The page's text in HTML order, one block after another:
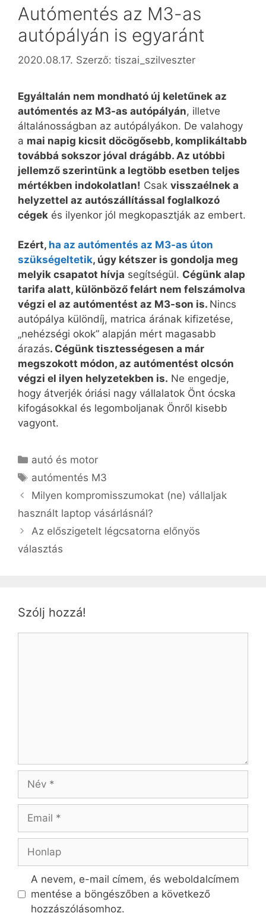
Autómentés az M3-as
autópályán is egyaránt
2020.08.17. Szerző: tiszai_szilveszter
Egyáltalán nem mondható új keletűnek az
autómentés az M3-as autópályán, illetve
általánosságban az autópályákon. De valahogy
a mai napig kicsit döcögősebb, komplikáltabb
továbbá sokszor jóval drágább. Az utóbbi
jellemző szerintünk a legtöbb esetben teljes
mértékben indokolatlan! Csak visszaélnek a
helyzettel az autószállítással foglalkozó
cégek és ilyenkor jól megkopasztják az embert.
Ezért, ha az autómentés az M3-as úton
szükségeltetik, úgy kétszer is gondolja meg
melyik csapatot hívja segítségül. Cégünk alap
tarifa alatt, különböző felárt nem felszámolva
végzi el az autómentést az M3-son is. Nincs
autópálya különdíj, matrica árának kifizetése,
„nehézségi okok” alapján mért magasabb
árazás. Cégünk tisztességesen a már
megszokott módon, az autómentést olcsón
végzi el ilyen helyzetekben is. Ne engedje,
hogy átverjék óriási nagy vállalatok Önt ócska
kifogásokkal és legomboljanak Önről kisebb
vagyont.
Kategória
autó és motor
Címkék
autómentés M3
Milyen kompromisszumokat (ne) vállaljak
használt laptop vásárlásnál?
Az előszigetelt légcsatorna előnyös
választás
Szólj hozzá!
Név
Email
Honlap
A nevem, e-mail címem, és weboldalcímem
mentése a böngészőben a következő
hozzászólásomhoz.